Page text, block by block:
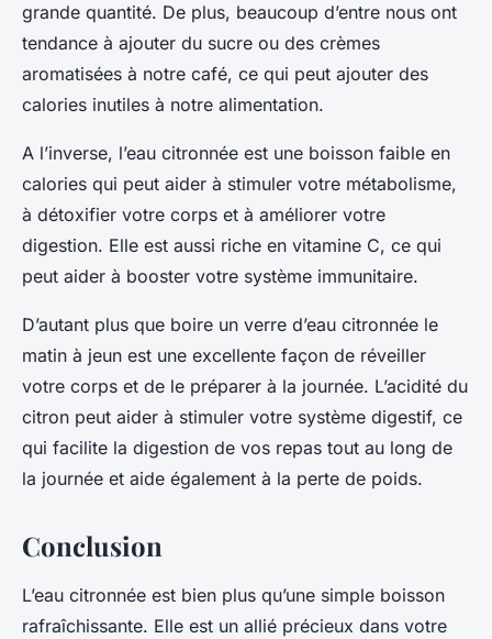
grande quantité. De plus, beaucoup d’entre nous ont
tendance à ajouter du sucre ou des crèmes
aromatisées à notre café, ce qui peut ajouter des
calories inutiles à notre alimentation.
A l’inverse, l’eau citronnée est une boisson faible en
calories qui peut aider à stimuler votre métabolisme,
à détoxifier votre corps et à améliorer votre
digestion. Elle est aussi riche en vitamine C, ce qui
peut aider à booster votre système immunitaire.
D’autant plus que boire un verre d’eau citronnée le
matin à jeun est une excellente façon de réveiller
votre corps et de le préparer à la journée. L’acidité du
citron peut aider à stimuler votre système digestif, ce
qui facilite la digestion de vos repas tout au long de
la journée et aide également à la perte de poids.
Conclusion
L’eau citronnée est bien plus qu’une simple boisson
rafraîchissante. Elle est un allié précieux dans votre